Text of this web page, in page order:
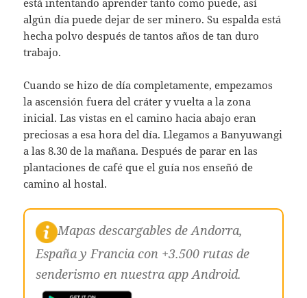
está intentando aprender tanto como puede, así
algún día puede dejar de ser minero. Su espalda está
hecha polvo después de tantos años de tan duro
trabajo.
Cuando se hizo de día completamente, empezamos
la ascensión fuera del cráter y vuelta a la zona
inicial. Las vistas en el camino hacia abajo eran
preciosas a esa hora del día. Llegamos a Banyuwangi
a las 8.30 de la mañana. Después de parar en las
plantaciones de café que el guía nos enseñó de
camino al hostal.
Mapas descargables de Andorra,
España y Francia con +3.500 rutas de
senderismo en nuestra app Android.